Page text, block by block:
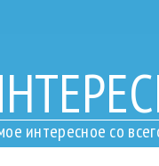
интересное со